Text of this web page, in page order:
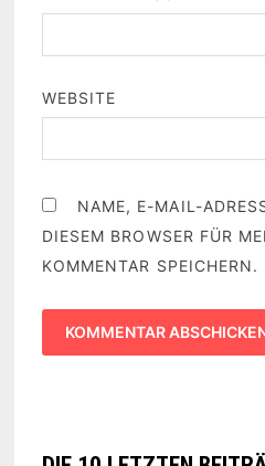
WEBSITE
NAME, E-MAIL-
DIESEM BROWSER FÜR
KOMMENTAR SPEICHERN.